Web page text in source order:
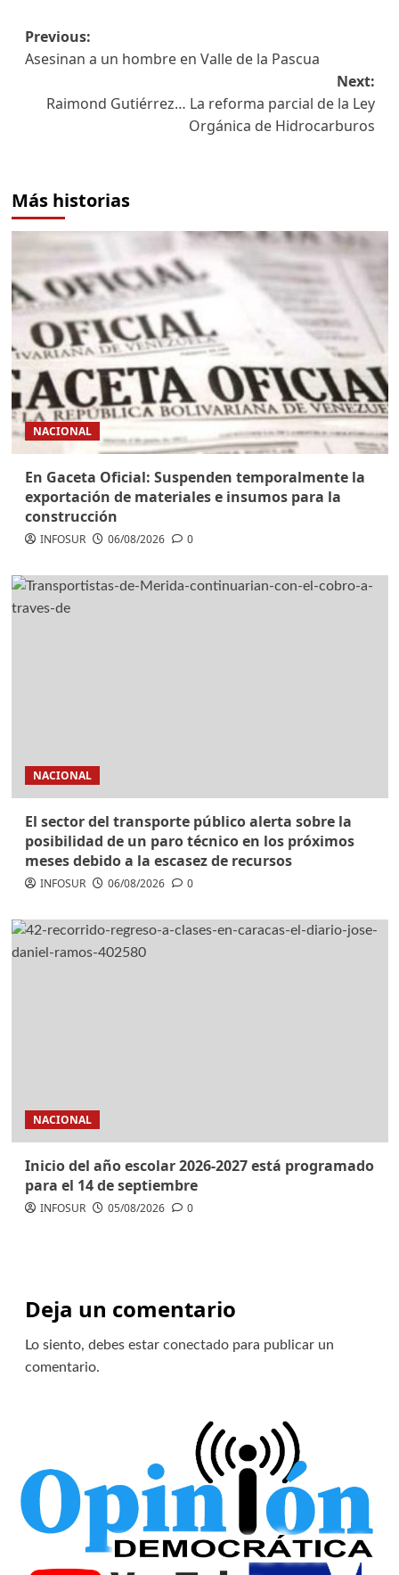
Previous:
Asesinan a un hombre en Valle de la Pascua
Next:
Raimond Gutiérrez… La reforma parcial de la Ley
Orgánica de Hidrocarburos
Más historias
NACIONAL
En Gaceta Oficial: Suspenden temporalmente la
exportación de materiales e insumos para la
construcción
INFOSUR 06/08/2026 0
NACIONAL
El sector del transporte público alerta sobre la
posibilidad de un paro técnico en los próximos
meses debido a la escasez de recursos
INFOSUR 06/08/2026 0
NACIONAL
Inicio del año escolar 2026-2027 está programado
para el 14 de septiembre
INFOSUR 05/08/2026 0
Deja un comentario
Lo siento, debes estar conectadopara publicar un
comentario.